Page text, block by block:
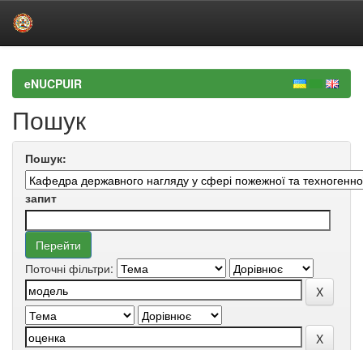
navigationeNUCPUIR
Пошук
Пошук:
запит
Поточні фільтри: